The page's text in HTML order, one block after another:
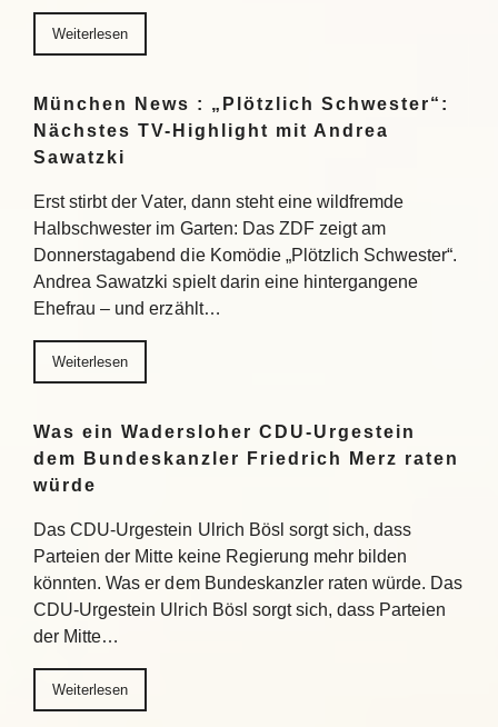
Weiterlesen
München News : „Plötzlich Schwester“:
Nächstes TV-Highlight mit Andrea
Sawatzki
Erst stirbt der Vater, dann steht eine wildfremde
Halbschwester im Garten: Das ZDF zeigt am
Donnerstagabend die Komödie „Plötzlich Schwester“.
Andrea Sawatzki spielt darin eine hintergangene
Ehefrau – und erzählt…
Weiterlesen
Was ein Wadersloher CDU-Urgestein
dem Bundeskanzler Friedrich Merz raten
würde
Das CDU-Urgestein Ulrich Bösl sorgt sich, dass
Parteien der Mitte keine Regierung mehr bilden
könnten. Was er dem Bundeskanzler raten würde. Das
CDU-Urgestein Ulrich Bösl sorgt sich, dass Parteien
der Mitte…
Weiterlesen